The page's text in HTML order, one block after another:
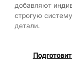
добавляют
строгую
детали.